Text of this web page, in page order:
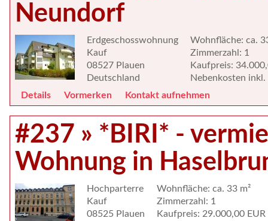
Neundorf
Erdgeschosswohnung
Kauf
08527 Plauen
Deutschland
Wohnfläche: ca.
Zimmerzahl: 1
Kaufpreis:
Nebenkosten
Details
Vormerken Kontakt aufnehmen
#237 » *BIRI* -
Wohnung in
Hochparterre
Kauf
08525 Plauen
Wohnfläche: ca. 33 m²
Zimmerzahl: 1
Kaufpreis: 29.000,00 EUR